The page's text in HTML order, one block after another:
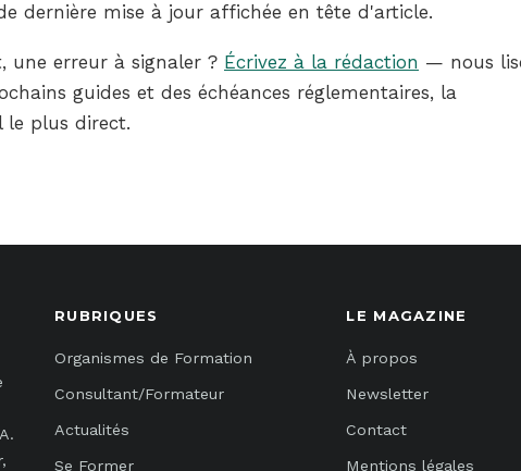
dernière mise à jour affichée en tête d'article.
une erreur à signaler ? Écrivez à la rédaction — nous
guides et des échéances réglementaires, la
le plus direct.
RUBRIQUES
Organismes de Formation
Consultant/Formateur
Actualités
Se Former
LE MAGAZINE
À propos
Newsletter
Contact
Mentions légales